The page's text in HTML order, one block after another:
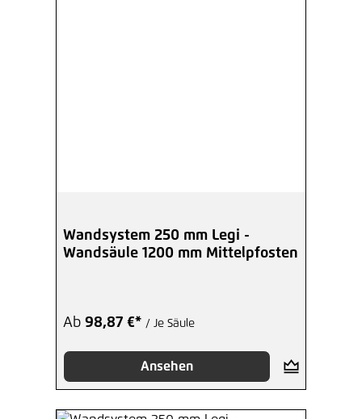
Wandsystem 250 mm Legi -
Wandsäule 1200 mm Mittelpfosten
Ab 98,87 €* / Je Säule
Ansehen